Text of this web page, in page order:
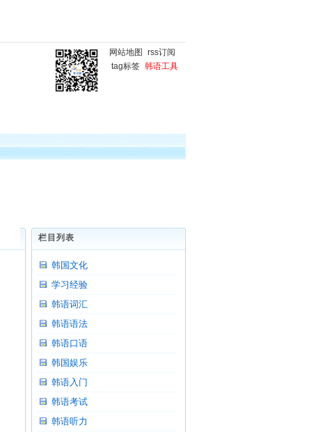
网站地图
rss订阅
tag标签 韩语工具
栏目列表
韩国文化
学习经验
韩语词汇
韩语语法
韩语口语
韩国娱乐
韩语入门
韩语考试
韩语听力